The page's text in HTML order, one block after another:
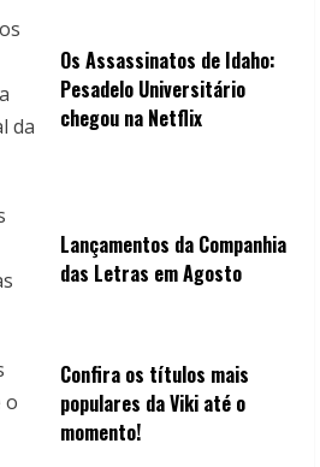
Os Assassinatos de Idaho:
Pesadelo Universitário
chegou na Netflix
Lançamentos da Companhia
das Letras em Agosto
Confira os títulos mais
populares da Viki até o
momento!